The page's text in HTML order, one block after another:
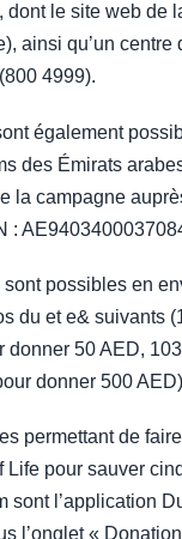
dont le site web de
ainsi qu’un centre
4999).
également
des Émirats
la campagne
:
sont possibles en
du et e& suivants
donner 50 AED,
donner 500
permettant de
Life pour sauver
sont l’application
l’onglet «